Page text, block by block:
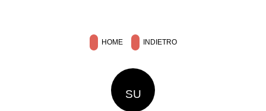
HOME INDIETRO
SU